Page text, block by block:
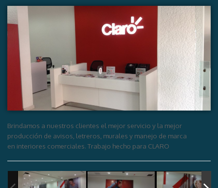
Brindamos a nuestros clientes el mejor servicio y la mejor
producción de avisos, letreros, murales y manejo de marca
en interiores comerciales. Trabajo hecho para CLARO